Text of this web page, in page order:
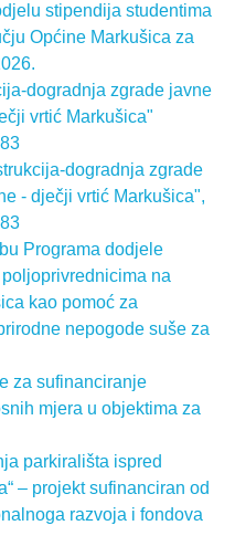
stipendija studentima
Općine Markušica za
dogradnja zgrade javne
vrtić Markušica"
dogradnja zgrade
- dječji vrtić Markušica",
Programa dodjele
na
kao pomoć za
nepogode suše za
za sufinanciranje
mjera u objektima za
parkirališta ispred
– projekt sufinanciran od
razvoja i fondova